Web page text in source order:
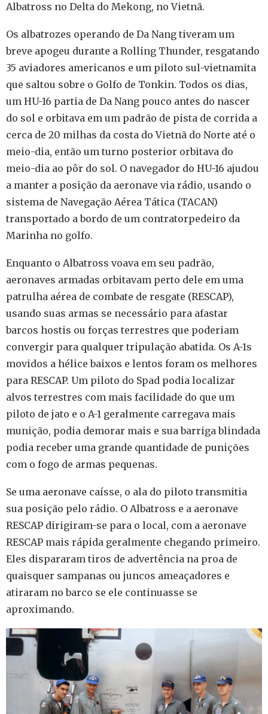
Albatross no Delta do Mekong, no Vietnã.
Os albatrozes operando de Da Nang tiveram um
breve apogeu durante a Rolling Thunder, resgatando
35 aviadores americanos e um piloto sul-vietnamita
que saltou sobre o Golfo de Tonkin. Todos os dias,
um HU-16 partia de Da Nang pouco antes do nascer
do sol e orbitava em um padrão de pista de corrida a
cerca de 20 milhas da costa do Vietnã do Norte até o
meio-dia, então um turno posterior orbitava do
meio-dia ao pôr do sol. O navegador do HU-16 ajudou
a manter a posição da aeronave via rádio, usando o
sistema de Navegação Aérea Tática (TACAN)
transportado a bordo de um contratorpedeiro da
Marinha no golfo.
Enquanto o Albatross voava em seu padrão,
aeronaves armadas orbitavam perto dele em uma
patrulha aérea de combate de resgate (RESCAP),
usando suas armas se necessário para afastar
barcos hostis ou forças terrestres que poderiam
convergir para qualquer tripulação abatida. Os A-1s
movidos a hélice baixos e lentos foram os melhores
para RESCAP. Um piloto do Spad podia localizar
alvos terrestres com mais facilidade do que um
piloto de jato e o A-1 geralmente carregava mais
munição, podia demorar mais e sua barriga blindada
podia receber uma grande quantidade de punições
com o fogo de armas pequenas.
Se uma aeronave caísse, o ala do piloto transmitia
sua posição pelo rádio. O Albatross e a aeronave
RESCAP dirigiram-se para o local, com a aeronave
RESCAP mais rápida geralmente chegando primeiro.
Eles dispararam tiros de advertência na proa de
quaisquer sampanas ou juncos ameaçadores e
atiraram no barco se ele continuasse se
aproximando.